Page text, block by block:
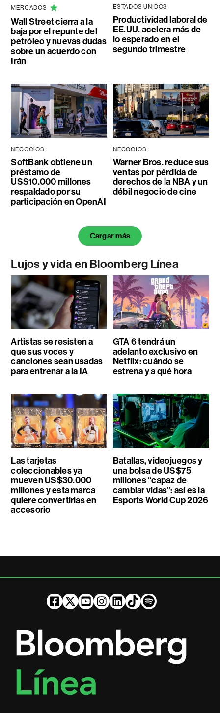
MERCADOS
Wall Street cierra a la
baja por el repunte del
petróleo y nuevas dudas
sobre un acuerdo con
Irán
ESTADOS UNIDOS
Productividad laboral de
EE.UU. acelera más de
lo esperado en el
segundo trimestre
NEGOCIOS
SoftBank obtiene un
préstamo de
US$10.000 millones
respaldado por su
participación en OpenAI
NEGOCIOS
Warner Bros. reduce sus
ventas por pérdida de
derechos de la NBA y un
débil negocio de cine
Cargar más
Lujos y vida en Bloomberg Línea
Artistas se resisten a
que sus voces y
canciones sean usadas
para entrenar a la IA
GTA 6 tendrá un
adelanto exclusivo en
Netflix: cuándo se
estrena y a qué hora
Las tarjetas
coleccionables ya
mueven US$30.000
millones y esta marca
quiere convertirlas en
accesorio
Batallas, videojuegos y
una bolsa de US$75
millones “capaz de
cambiar vidas”: así es la
Esports World Cup 2026